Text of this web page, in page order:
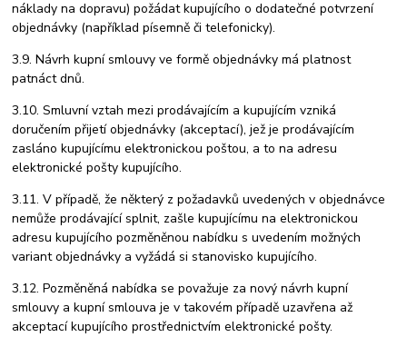
náklady na dopravu) požádat kupujícího o dodatečné potvrzení
objednávky (například písemně či telefonicky).
3.9. Návrh kupní smlouvy ve formě objednávky má platnost
patnáct dnů.
3.10. Smluvní vztah mezi prodávajícím a kupujícím vzniká
doručením přijetí objednávky (akceptací), jež je prodávajícím
zasláno kupujícímu elektronickou poštou, a to na adresu
elektronické pošty kupujícího.
3.11. V případě, že některý z požadavků uvedených v objednávce
nemůže prodávající splnit, zašle kupujícímu na elektronickou
adresu kupujícího pozměněnou nabídku s uvedením možných
variant objednávky a vyžádá si stanovisko kupujícího.
3.12. Pozměněná nabídka se považuje za nový návrh kupní
smlouvy a kupní smlouva je v takovém případě uzavřena až
akceptací kupujícího prostřednictvím elektronické pošty.